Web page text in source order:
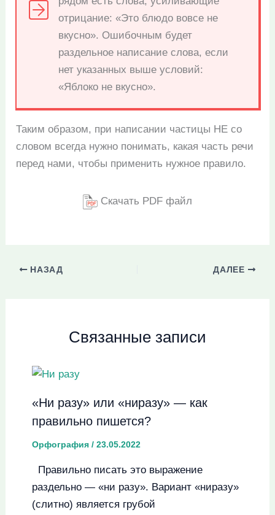
отрицание: «Это блюдо вовсе не
вкусно». Ошибочным будет
раздельное написание слова, если
нет указанных выше условий:
«Яблоко не вкусно».
Таким образом, при написании частицы НЕ со
словом всегда нужно понимать, какая часть речи
перед нами, чтобы применить нужное правило.
Скачать PDF файл
НАЗАД ДАЛЕЕ
Связанные записи
«Ни разу» или «ниразу» — как
правильно пишется?
Орфография/ 23.05.2022
Правильно писать это выражение
раздельно — «ни разу». Вариант «ниразу»
(слитно) является грубой